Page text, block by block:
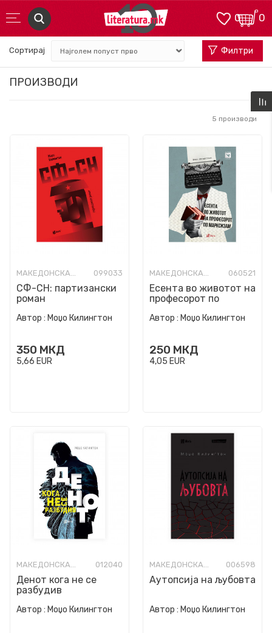
0
0
ПРОИЗВОДИ
Сортирај Филтри
5 производи
МАКЕДОНСКА КНИЖЕВНОСТ 099033
СФ-СН: партизански
роман
Автор : Моџо Килингтон
350 МКД
5,66 EUR
МАКЕДОНСКА КНИЖЕВНОСТ 060521
Есента во животот на
професорот по
Автор : Моџо Килингтон
250 МКД
4,05 EUR
МАКЕДОНСКА КНИЖЕВНОСТ 012040
Денот кога не се
разбудив
Автор : Моџо Килингтон
МАКЕДОНСКА ПОЕЗИЈА 006598
Аутопсија на љубовта
Автор : Моџо Килингтон